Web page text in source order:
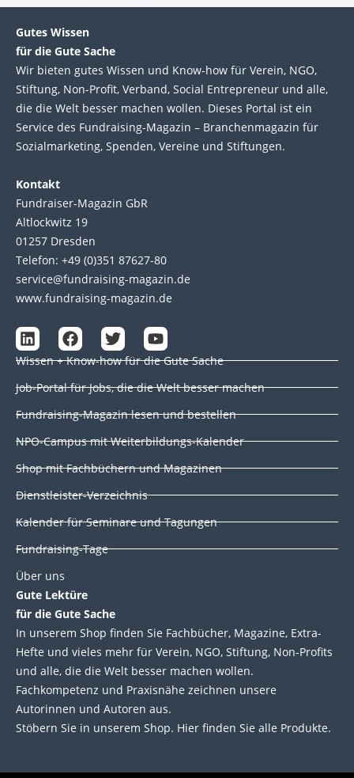
Gutes Wissen
für die Gute Sache
Wir bie­ten gutes Wis­sen und Know-how für Ver­ein, NGO,
Stif­tung, Non-Profit, Ver­band, Social Entre­pre­neur und alle,
die die Welt bes­ser machen wol­len. Die­ses Por­tal ist ein
Service des Fund­raising-Magazin – Bran­chen­magazin für
Sozial­marke­ting, Spen­den, Ver­eine und Stif­tun­gen.
Kontakt
Fundraiser-Magazin GbR
Altlockwitz 19
01257 Dresden
Telefon: +49 (0)351 87627-80
service@fundraising-magazin.de
www.fundraising-magazin.de
L
i
n
k
e
d
n
F
a
c
e
b
o
k
T
w
i
t
e
Y
o
u
t
u
b
Wissen + Know-how für die Gute Sache
Job-Portal für Jobs, die die Welt besser machen
Fundraising-Magazin lesen und bestellen
NPO-Campus mit Weiterbildungs-Kalender
Shop mit Fachbüchern und Magazinen
Dienstleister-Verzeichnis
Kalender für Seminare und Tagungen
Fundraising-Tage
Über uns
Gute Lektüre
für die Gute Sache
In unserem Shop finden Sie Fachbücher, Magazine, Extra-
Hefte und vieles mehr für Verein, NGO, Stiftung, Non-Profits
und alle, die die Welt besser machen wollen.
Fachkompetenz und Praxisnähe zeichnen unsere
Autorinnen und Autoren aus.
Stöbern Sie in unserem Shop. Hier finden Sie alle Produkte.